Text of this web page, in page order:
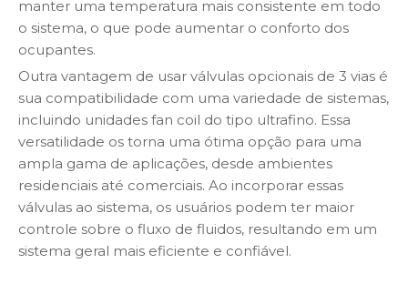
manter uma temperatura mais consistente em todo
o sistema, o que pode aumentar o conforto dos
ocupantes.
Outra vantagem de usar válvulas opcionais de 3 vias é
sua compatibilidade com uma variedade de sistemas,
incluindo unidades fan coil do tipo ultrafino. Essa
versatilidade os torna uma ótima opção para uma
ampla gama de aplicações, desde ambientes
residenciais até comerciais. Ao incorporar essas
válvulas ao sistema, os usuários podem ter maior
controle sobre o fluxo de fluidos, resultando em um
sistema geral mais eficiente e confiável.